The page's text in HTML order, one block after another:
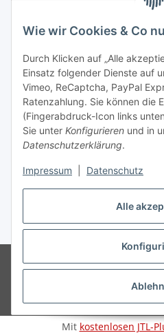
Alle
Wie wir Cookies & Co
Durch Klicken auf „Alle
Einsatz folgender Dienste auf
Vimeo, ReCaptcha, PayPal
Ratenzahlung. Sie können die
(Fingerabdruck-Icon links
Sie unter Konfigurieren und in
Datenschutzerklärung.
Impressum Datenschutz
Gesetzliche Informationen
Vertrag
* Gemäß §19 UStG wird keine
© Wohlgefühl für Körper & Seele by
794628 Endpreis zzgl.
Umsatzsteuer
Mit kostenlosen JTL-